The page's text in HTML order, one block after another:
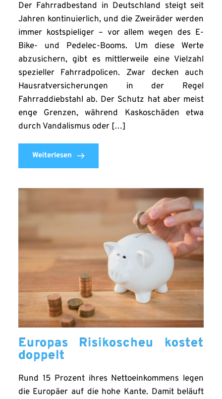
Der Fahrradbestand in Deutschland steigt seit
Jahren kontinuierlich, und die Zweiräder werden
immer kostspieliger – vor allem wegen des E-
Bike- und Pedelec-Booms. Um diese Werte
abzusichern, gibt es mittlerweile eine Vielzahl
spezieller Fahrradpolicen. Zwar decken auch
Hausratversicherungen in der Regel
Fahrraddiebstahl ab. Der Schutz hat aber meist
enge Grenzen, während Kaskoschäden etwa
durch Vandalismus oder […]
Weiterlesen
Europas Risikoscheu kostet
doppelt
Rund 15 Prozent ihres Nettoeinkommens legen
die Europäer auf die hohe Kante. Damit beläuft